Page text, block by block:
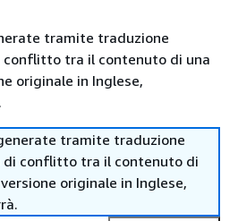
tramite traduzione
conflitto tra il contenuto di una
originale in Inglese,
tramite traduzione
di conflitto tra il contenuto di
originale in Inglese,